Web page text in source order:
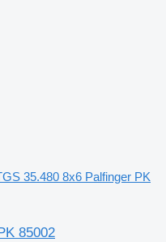
35.480 8x6 Palfinger PK
85002